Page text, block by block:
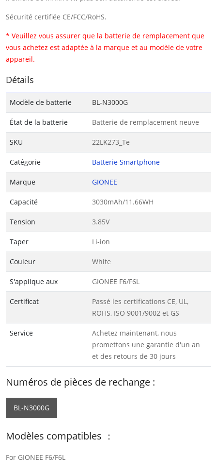
Sécurité certifiée CE/FCC/RoHS.
* Veuillez vous assurer que la batterie de remplacement que
vous achetez est adaptée à la marque et au modèle de votre
appareil.
Détails
Modèle de batterie BL-N3000G
État de la batterie Batterie de remplacement neuve
SKU 22LK273_Te
Catégorie Batterie Smartphone
Marque GIONEE
Capacité 3030mAh/11.66WH
Tension 3.85V
Taper Li-ion
Couleur White
S'applique aux GIONEE F6/F6L
Certificat
Passé les certifications CE, UL,
ROHS, ISO 9001/9002 et GS
Service
Achetez maintenant, nous
promettons une garantie d'un an
et des retours de 30 jours
Numéros de pièces de rechange :
BL-N3000G
Modèles compatibles ：
For GIONEE F6/F6L